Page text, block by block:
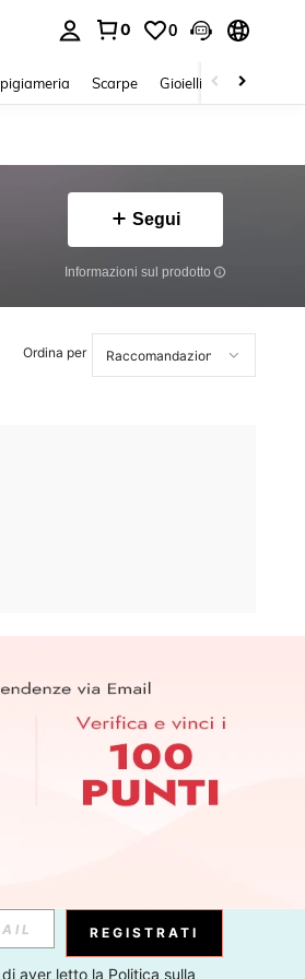
0 0
Scarpe Gioielli E Accessori
Segui
Informazioni sul prodotto
Ordina per
IN ANTEPRIMA! (È
Abbonati
REGISTRATI
aver letto la Politica sulla